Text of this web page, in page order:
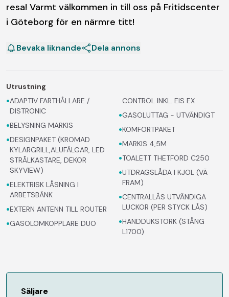
resa! Varmt välkommen in till oss på Fritidscenter
i Göteborg för en närmre titt!
Bevaka liknande Dela annons
Utrustning
•ADAPTIV FARTHÅLLARE /
DISTRONIC
•BELYSNING MARKIS
•DESIGNPAKET (KROMAD
KYLARGRILL,ALUFÄLGAR, LED
STRÅLKASTARE, DEKOR
SKYVIEW)
•ELEKTRISK LÅSNING I
ARBETSBÄNK
•EXTERN ANTENN TILL ROUTER
•GASOLOMKOPPLARE DUO
CONTROL INKL. EIS EX
•GASOLUTTAG - UTVÄNDIGT
•KOMFORTPAKET
•MARKIS 4,5M
• TOALETT THETFORD C250
•UTDRAGSLÅDA I KJOL (VÄ
FRAM)
•CENTRALLÅS UTVÄNDIGA
LUCKOR (PER STYCK LÅS)
•HANDDUKSTORK (STÅNG
L1700)
Säljare